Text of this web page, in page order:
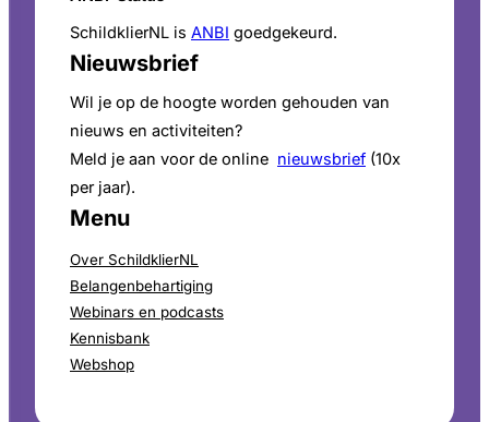
SchildklierNL is ANBI goedgekeurd.
Nieuwsbrief
Wil je op de hoogte worden gehouden van
nieuws en activiteiten?
Meld je aan voor de online nieuwsbrief (10x
per jaar).
Menu
Over SchildklierNL
Belangenbehartiging
Webinars en podcasts
Kennisbank
Webshop